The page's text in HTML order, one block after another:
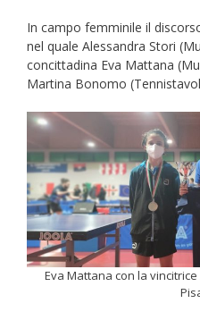
In campo femminile il
nel quale Alessandra Stori
concittadina Eva Mattana
Martina Bonomo
Eva Mattana con la